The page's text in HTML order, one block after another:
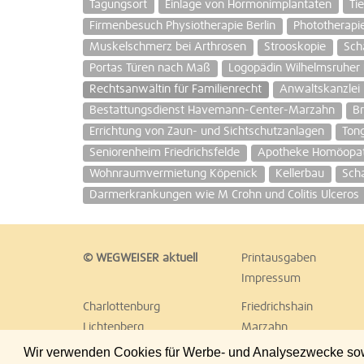
Wir verwenden Cookies für Werbe- und Analysezwecke
Tagungsort
Einlage von Hormonimplantaten
Firmenbesuch Physiotherapie Berlin
Muskelschmerz bei Arthrosen
Strooskopie
Portas Türen nach Maß
Logopädin
Rechtsanwältin für Familienrecht
Anwaltskanzlei
Bestattungsdienst Havemann-Center-Marzahn
Errichtung von Zaun- und Sichtschutzanlagen
Seniorenheim Friedrichsfelde
Apotheke
Wohnraumvermietung Köpenick
Kellerbau
Darmerkrankungen wie M Crohn und Colitis Ulceros
© WEGWEISER aktuell Printausgaben
Impressum
Charlottenburg Friedrichshain
Lichtenberg
Marzahn
Reinickendorf
Schöneberg